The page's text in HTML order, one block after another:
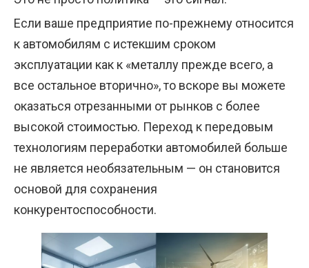
Если ваше предприятие по-прежнему относится
к автомобилям с истекшим сроком
эксплуатации как к «металлу прежде всего, а
все остальное вторично», то вскоре вы можете
оказаться отрезанными от рынков с более
высокой стоимостью. Переход к передовым
технологиям переработки автомобилей больше
не является необязательным — он становится
основой для сохранения
конкурентоспособности.